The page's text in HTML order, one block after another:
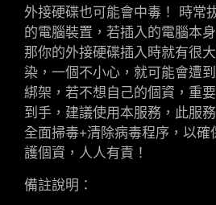
外接硬碟也可能會中毒！ 時常
的電腦裝置，若插入的電腦本
那你的外接硬碟插入時就有很
染，一個不小心，就可能會遭
綁架，若不想自己的個資，重
到手，建議使用本服務，此服
全面掃毒+清除病毒程序，以確
護個資，人人有責！
備註說明：